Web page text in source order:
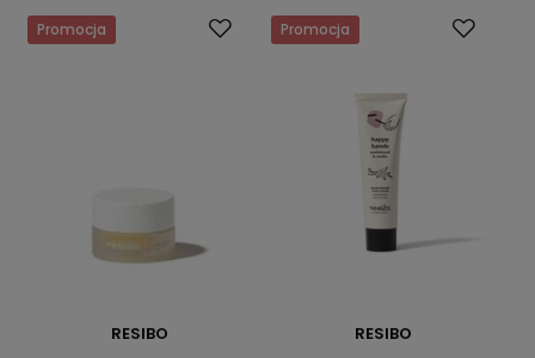
Promocja
RESIBO
Promocja
RESIBO